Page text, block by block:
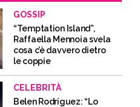
GOSSIP
“Temptation Island”,
Raffaella Mennoia svela
cosa c’è davvero dietro
le coppie
CELEBRITÀ
Belen Rodriguez: “Lo